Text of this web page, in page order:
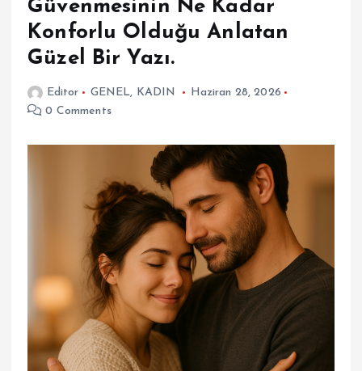
Güvenmesinin Ne Kadar
Konforlu Olduğu Anlatan
Güzel Bir Yazı.
Editor GENEL, KADIN
Haziran 28, 2026
0 Comments